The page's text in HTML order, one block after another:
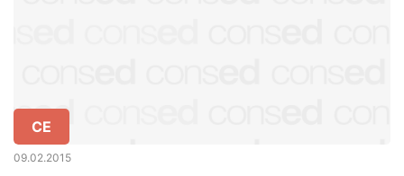
CE
09.02.2015